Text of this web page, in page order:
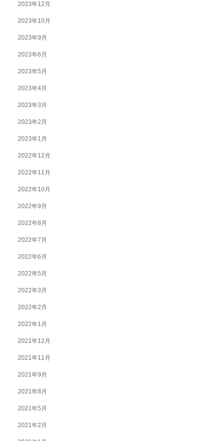
2023年12月
2023年10月
2023年9月
2023年6月
2023年5月
2023年4月
2023年3月
2023年2月
2023年1月
2022年12月
2022年11月
2022年10月
2022年9月
2022年8月
2022年7月
2022年6月
2022年5月
2022年3月
2022年2月
2022年1月
2021年12月
2021年11月
2021年9月
2021年8月
2021年5月
2021年2月